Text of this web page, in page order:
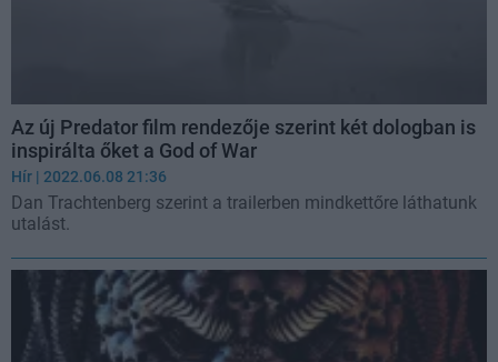
Az új Predator film rendezője szerint két dologban is
inspirálta őket a God of War
Hír | 2022.06.08 21:36
Dan Trachtenberg szerint a trailerben mindkettőre láthatunk
utalást.